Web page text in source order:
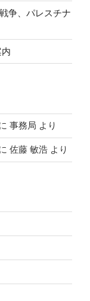
争、パレスチナ
事務局 より
佐藤 敏浩 より